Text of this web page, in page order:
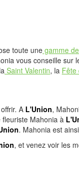
toute unegamme
vous conseille sur
Saint Valentin, la Fête
A L'Union,
fleuriste Mahonia à
. Mahonia est
, et venez voir les